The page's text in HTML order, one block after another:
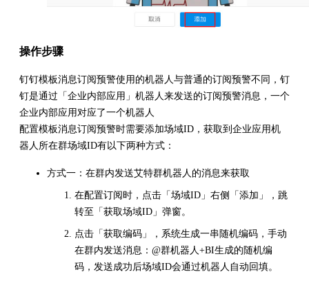
操作步骤
钉钉模板消息订阅预警使用的机器人与普通的订阅预警不同，钉
钉是通过「企业内部应用」机器人来发送的订阅预警消息，一个
企业内部应用对应了一个机器人
配置模板消息订阅预警时需要添加场域ID，获取到企业应用机
器人所在群场域ID有以下两种方式：
方式一：在群内发送艾特群机器人的消息来获取
在配置订阅时，点击「场域ID」右侧「添加」，跳
转至「获取场域ID」弹窗。
点击「获取编码」，系统生成一串随机编码，手动
在群内发送消息：@群机器人+BI生成的随机编
码，发送成功后场域ID会通过机器人自动回填。